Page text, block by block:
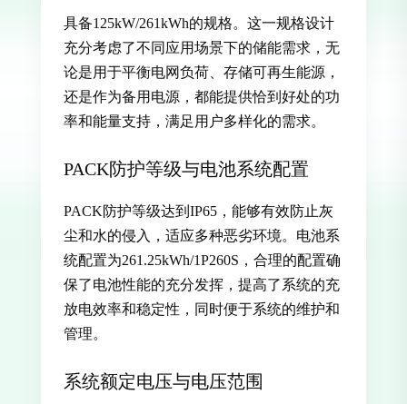
具备125kW/261kWh的规格。这一规格设计
充分考虑了不同应用场景下的储能需求，无
论是用于平衡电网负荷、存储可再生能源，
还是作为备用电源，都能提供恰到好处的功
率和能量支持，满足用户多样化的需求。
PACK防护等级与电池系统配置
PACK防护等级达到IP65，能够有效防止灰
尘和水的侵入，适应多种恶劣环境。电池系
统配置为261.25kWh/1P260S，合理的配置确
保了电池性能的充分发挥，提高了系统的充
放电效率和稳定性，同时便于系统的维护和
管理。
系统额定电压与电压范围